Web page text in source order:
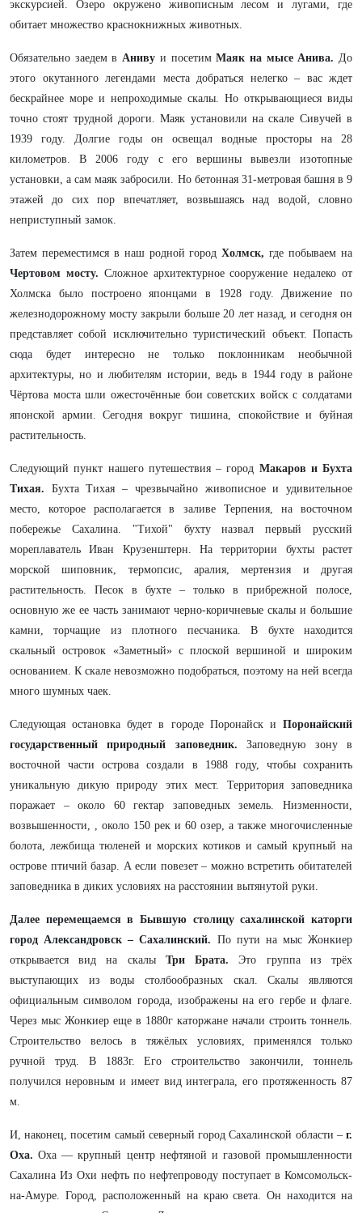
экскурсией. Озеро окружено живописным лесом и лугами, где
обитает множество краснокнижных животных.
Обязательно заедем в Аниву и посетимМаяк на мысе Анива.До
этого окутанного легендами места добраться нелегко – вас ждет
бескрайнее море и непроходимые скалы. Но открывающиеся виды
точно стоят трудной дороги. Маяк установили на скале Сивучей в
1939 году. Долгие годы он освещал водные просторы на 28
километров. В 2006 году с его вершины вывезли изотопные
установки, а сам маяк забросили. Но бетонная 31-метровая башня в 9
этажей до сих пор впечатляет, возвышаясь над водой, словно
неприступный замок.
Затем переместимся в наш родной город Холмск,где побываем на
Чертовом мосту. Сложное архитектурное сооружение недалеко от
Холмска было построено японцами в 1928 году. Движение по
железнодорожному мосту закрыли больше 20 лет назад, и сегодня он
представляет собой исключительно туристический объект. Попасть
сюда будет интересно не только поклонникам необычной
архитектуры, но и любителям истории, ведь в 1944 году в районе
Чёртова моста шли ожесточённые бои советских войск с солдатами
японской армии. Сегодня вокруг тишина, спокойствие и буйная
растительность.
Следующий пункт нашего путешествия – город Макаров и Бухта
Тихая. Бухта Тихая – чрезвычайно живописное и удивительное
место, которое располагается в заливе Терпения, на восточном
побережье Сахалина. "Тихой" бухту назвал первый русский
мореплаватель Иван Крузенштерн. На территории бухты растет
морской шиповник, термопсис, аралия, мертензия и другая
растительность. Песок в бухте – только в прибрежной полосе,
основную же ее часть занимают черно-коричневые скалы и большие
камни, торчащие из плотного песчаника. В бухте находится
скальный островок «Заметный» с плоской вершиной и широким
основанием. К скале невозможно подобраться, поэтому на ней всегда
много шумных чаек.
Следующая остановка будет в городе Поронайск и Поронайский
государственный природный заповедник.Заповедную зону в
восточной части острова создали в 1988 году, чтобы сохранить
уникальную дикую природу этих мест. Территория заповедника
поражает – около 60 гектар заповедных земель. Низменности,
возвышенности, , около 150 рек и 60 озер, а также многочисленные
болота, лежбища тюленей и морских котиков и самый крупный на
острове птичий базар. А если повезет – можно встретить обитателей
заповедника в диких условиях на расстоянии вытянутой руки.
Далее перемещаемся в Бывшую столицу сахалинской каторги
город Александровск – Сахалинский. По пути на мыс Жонкиер
открывается вид на скалы Три Брата. Это группа из трёх
выступающих из воды столбообразных скал. Скалы являются
официальным символом города, изображены на его гербе и флаге.
Через мыс Жонкиер еще в 1880г каторжане начали строить тоннель.
Строительство велось в тяжёлых условиях, применялся только
ручной труд. В 1883г. Его строительство закончили, тоннель
получился неровным и имеет вид интеграла, его протяженность 87
м.
И, наконец, посетим самый северный город Сахалинской области – г.
Оха. Оха — крупный центр нефтяной и газовой промышленности
Сахалина Из Охи нефть по нефтепроводу поступает в Комсомольск-
на-Амуре. Город, расположенный на краю света. Он находится на